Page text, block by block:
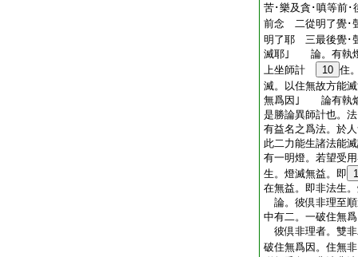
苦･樂及貪･嗔等前･
前念 二從明了覺･
明了耶 三最後覺･
滅耶｣ 論。有執燈
上坐師計
10 住
滅。以住無故方能
無爲因｣ 論有執焔
是勝論異師計也。
有益名之爲法。於
此二力能生諸法能
有一明燈。若望受
生。燈滅無益。即
在無益。即非法生
論。彼倶非理至
中有二。一破住無
彼倶非理者。雙
破住無爲因。住無